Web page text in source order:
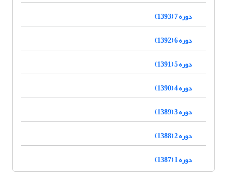
دوره 7 (1393)
دوره 6 (1392)
دوره 5 (1391)
دوره 4 (1390)
دوره 3 (1389)
دوره 2 (1388)
دوره 1 (1387)